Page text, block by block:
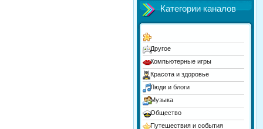
Категории каналов
Другое
Компьютерные игры
Красота и здоровье
Люди и блоги
Музыка
Общество
Путешествия и события